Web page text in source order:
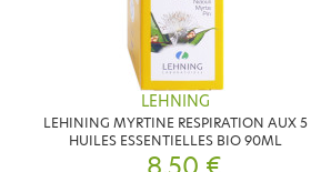
LEHNING
LEHINING MYRTINE RESPIRATION AUX 5
HUILES ESSENTIELLES BIO 90ML